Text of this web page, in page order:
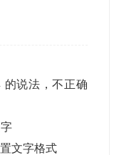
的说法，不正确
文字格式